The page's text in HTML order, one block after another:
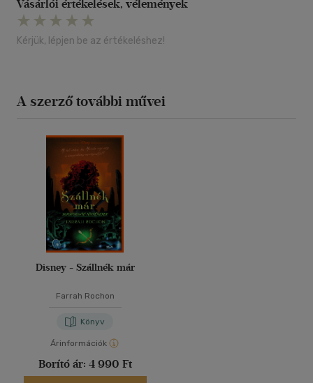
Vásárlói értékelések, vélemények
Kérjük, lépjen be az értékeléshez!
A szerző további művei
Disney - Szállnék már
Farrah Rochon
Könyv
Árinformációk
Borító ár: 4 990 Ft